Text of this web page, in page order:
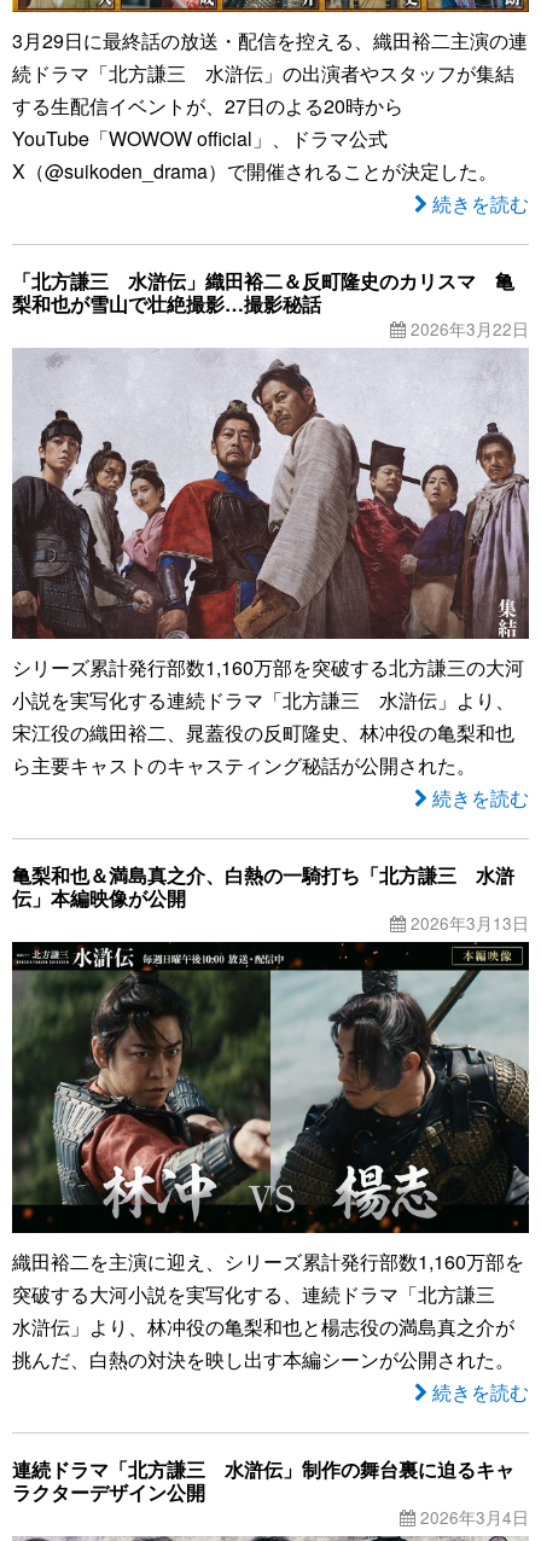
3月29日に最終話の放送・配信を控える、織田裕二主演の連
続ドラマ「北方謙三 水滸伝」の出演者やスタッフが集結
する生配信イベントが、27日のよる20時から
YouTube「WOWOW official」、ドラマ公式
X（@suikoden_drama）で開催されることが決定した。
続きを読む
「北方謙三 水滸伝」織田裕二＆反町隆史のカリスマ 亀
梨和也が雪山で壮絶撮影…撮影秘話
2026年3月22日
シリーズ累計発行部数1,160万部を突破する北方謙三の大河
小説を実写化する連続ドラマ「北方謙三 水滸伝」より、
宋江役の織田裕二、晁蓋役の反町隆史、林冲役の亀梨和也
ら主要キャストのキャスティング秘話が公開された。
続きを読む
亀梨和也＆満島真之介、白熱の一騎打ち「北方謙三 水滸
伝」本編映像が公開
2026年3月13日
織田裕二を主演に迎え、シリーズ累計発行部数1,160万部を
突破する大河小説を実写化する、連続ドラマ「北方謙三
水滸伝」より、林冲役の亀梨和也と楊志役の満島真之介が
挑んだ、白熱の対決を映し出す本編シーンが公開された。
続きを読む
連続ドラマ「北方謙三 水滸伝」制作の舞台裏に迫るキャ
ラクターデザイン公開
2026年3月4日